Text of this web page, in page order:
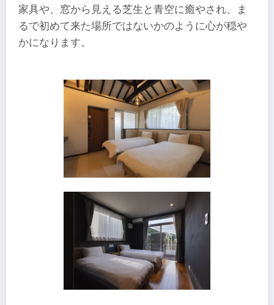
家具や、窓から見える芝生と青空に癒やされ、ま
るで初めて来た場所ではないかのように心が穏や
かになります。